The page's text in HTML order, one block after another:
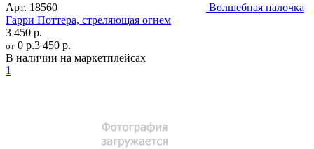
Арт. 18560
Волшебная палочка
Гарри Поттера, стреляющая огнем
3 450 р.
от 0 р.3 450 р.
В наличии на маркетплейсах
1